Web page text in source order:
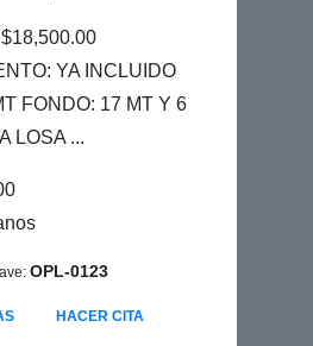
YA INCLUIDO
FONDO: 17 MT Y 6
LOSA ...
OPL-0123
HACER CITA